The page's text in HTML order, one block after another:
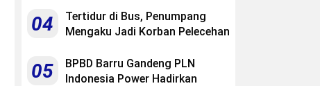
04
Tertidur di Bus, Penumpang
Mengaku Jadi Korban Pelecehan
05
BPBD Barru Gandeng PLN
Indonesia Power Hadirkan